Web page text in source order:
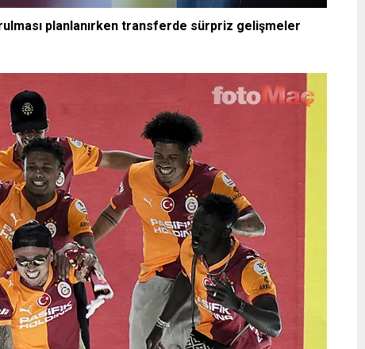
planlanırken transferde sürpriz gelişmeler